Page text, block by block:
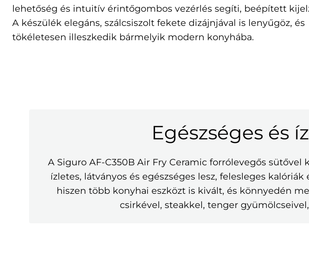
lehetőség és intuitív érintőgombos vezérlés segíti, beépített
A készülék elegáns, szálcsiszolt fekete dizájnjával is lenyűgöz, és
tökéletesen illeszkedik bármelyik modern konyhába.
Egészséges és
A Siguro AF-C350B Air Fry Ceramic forrólevegős
ízletes, látványos és egészséges lesz, felesleges
hiszen több konyhai eszközt is kivált, és könnyedén
csirkével, steakkel, tenger